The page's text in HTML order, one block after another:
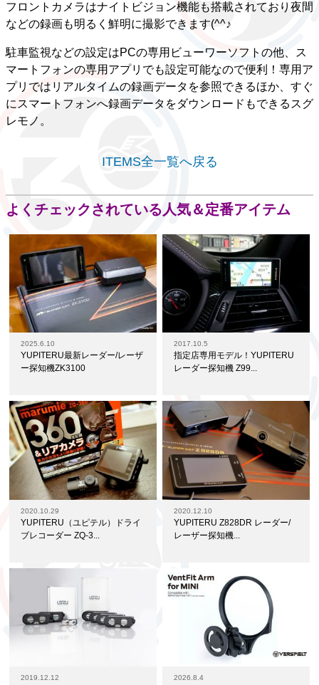
フロントカメラはナイトビジョン機能も搭載されており夜間
などの録画も明るく鮮明に撮影できます(^^♪
駐車監視などの設定はPCの専用ビューワーソフトの他、ス
マートフォンの専用アプリでも設定可能なので便利！専用ア
プリではリアルタイムの録画データを参照できるほか、すぐ
にスマートフォンへ録画データをダウンロードもできるスグ
レモノ。
ITEMS全一覧へ戻る
よくチェックされている人気＆定番アイテム
2025.6.10
YUPITERU最新レーダー/レーザ
ー探知機ZK3100
2017.10.5
指定店専用モデル！YUPITERU
レーダー探知機 Z99...
2020.10.29
YUPITERU（ユピテル）ドライ
ブレコーダー ZQ-3...
2020.12.10
YUPITERU Z828DR レーダー/
レーザー探知機...
2019.12.12 2026.8.4